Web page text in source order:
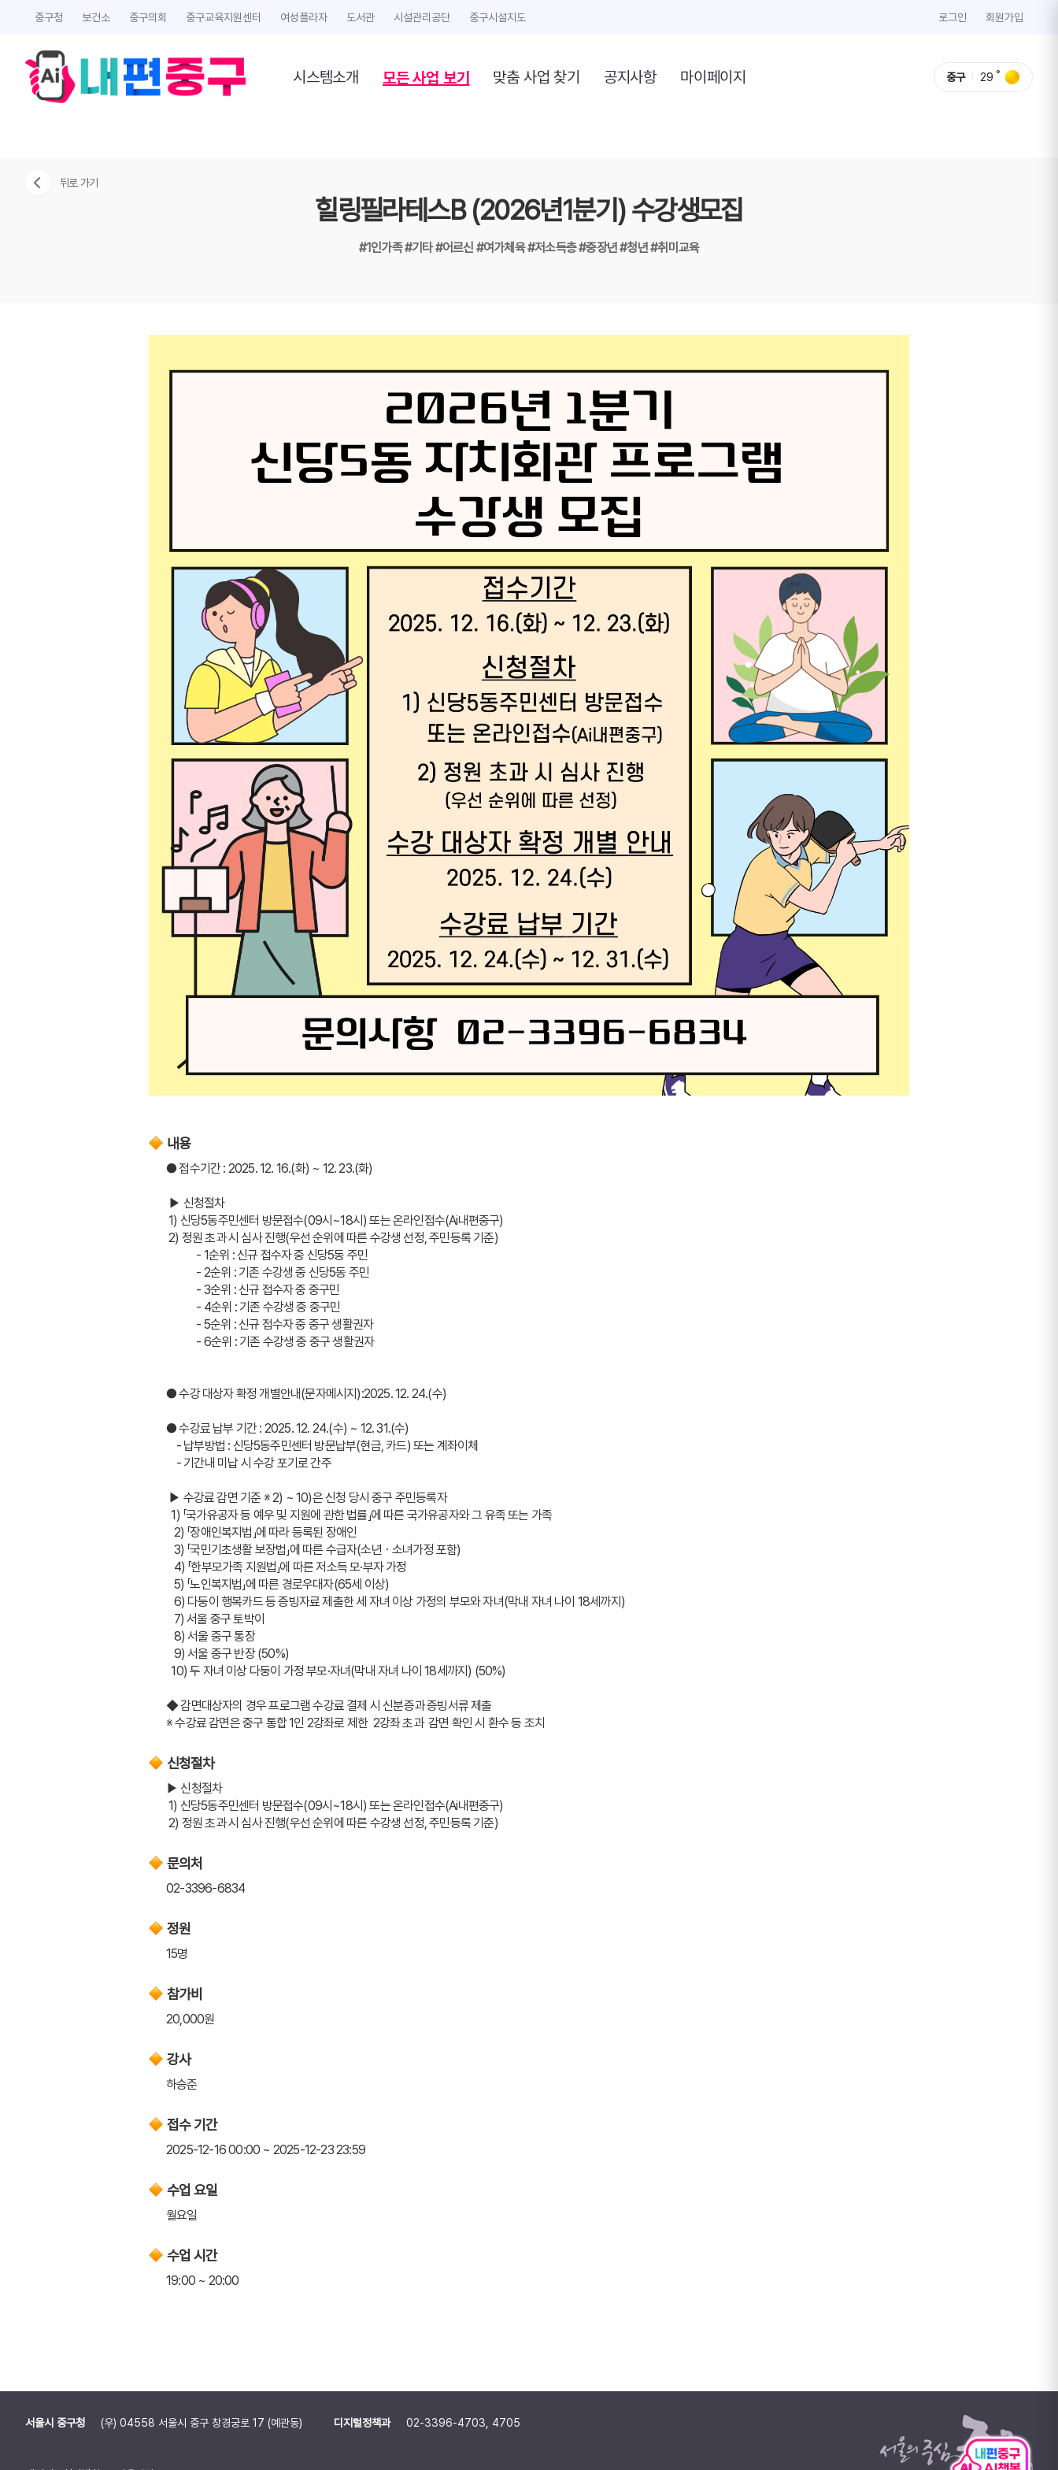
중구청 보건소 중구의회 중구교육지원센터 여성플라자 도서관 시설관리공단 중구시설지도 로그인 회원가입
시스템소개 모든 사업 보기 맞춤 사업 찾기 공지사항 마이페이지 중구 29
뒤로 가기
힐링필라테스B (2026년1분기) 수강생모집
#1인가족#기타#어르신#여가체육#저소득층#중장년#청년#취미교육
내용
● 접수기간 : 2025. 12. 16.(화) ~ 12. 23.(화)
▶ 신청절차
1) 신당5동주민센터 방문접수(09시~18시) 또는 온라인접수(Ai내편중구)
2) 정원 초과 시 심사 진행(우선 순위에 따른 수강생 선정, 주민등록 기준)
            - 1순위 : 신규 접수자 중 신당5동 주민
            - 2순위 : 기존 수강생 중 신당5동 주민
            - 3순위 : 신규 접수자 중 중구민
            - 4순위 : 기존 수강생 중 중구민
            - 5순위 : 신규 접수자 중 중구 생활권자
            - 6순위 : 기존 수강생 중 중구 생활권자
● 수강 대상자 확정 개별안내(문자메시지):2025. 12. 24.(수)
● 수강료 납부 기간 : 2025. 12. 24.(수) ~ 12. 31.(수)
    - 납부방법 : 신당5동주민센터 방문납부(현금, 카드) 또는 계좌이체
    - 기간내 미납 시 수강 포기로 간주
▶ 수강료 감면 기준 ※ 2) ~ 10)은 신청 당시 중구 주민등록자
  1) 「국가유공자 등 예우 및 지원에 관한 법률」에 따른 국가유공자와 그 유족 또는 가족
   2) 「장애인복지법」에 따라 등록된 장애인
   3) 「국민기초생활 보장법」에 따른 수급자(소년ㆍ소녀가정 포함)
   4) 「한부모가족 지원법」에 따른 저소득 모·부자 가정
   5) 「노인복지법」에 따른 경로우대자(65세 이상)
   6) 다둥이 행복카드 등 증빙자료 제출한 세 자녀 이상 가정의 부모와 자녀(막내 자녀 나이 18세까지)
   7) 서울 중구 토박이
   8) 서울 중구 통장
   9) 서울 중구 반장 (50%)
  10) 두 자녀 이상 다둥이 가정 부모·자녀(막내 자녀 나이 18세까지) (50%)
◆ 감면대상자의 경우 프로그램 수강료 결제 시 신분증과 증빙서류 제출
※ 수강료 감면은 중구 통합 1인 2강좌로 제한  2강좌 초과  감면 확인 시 환수 등 조치
신청절차
▶ 신청절차
1) 신당5동주민센터 방문접수(09시~18시) 또는 온라인접수(Ai내편중구)
2) 정원 초과 시 심사 진행(우선 순위에 따른 수강생 선정, 주민등록 기준)
문의처
02-3396-6834
정원
15명
참가비
20,000원
강사
하승준
접수 기간
2025-12-16 00:00 ~ 2025-12-23 23:59
수업 요일
월요일
수업 시간
19:00 ~ 20:00
서울시 중구청 (우) 04558 서울시 중구 창경궁로 17 (예관동) 디지털정책과 02-3396-4703, 4705